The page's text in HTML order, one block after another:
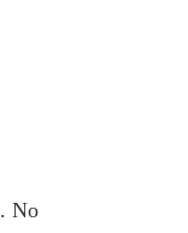
. No